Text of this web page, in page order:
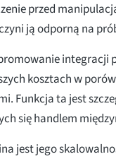
przed
ją odporną na
integracji
kosztach w
Funkcja ta jest
się handlem
jest jego